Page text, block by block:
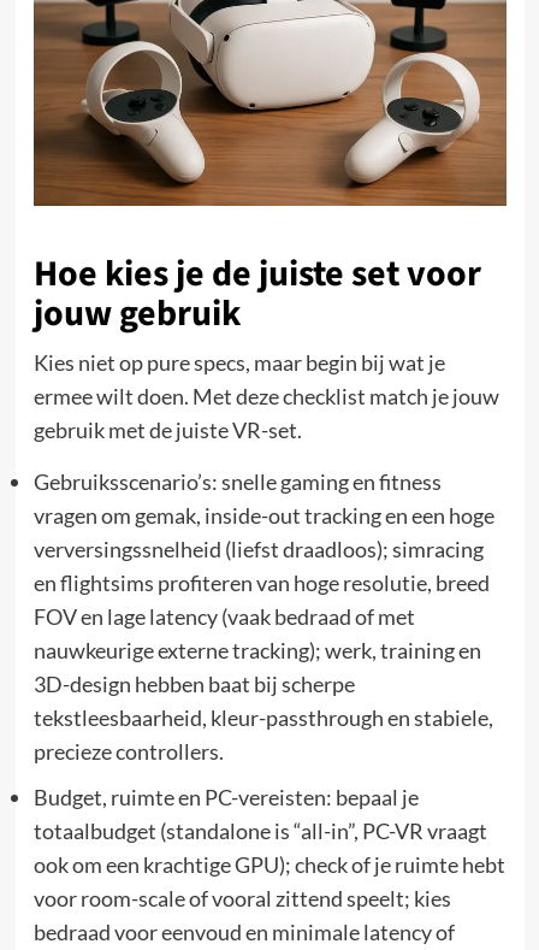
Hoe kies je de juiste set voor
jouw gebruik
Kies niet op pure specs, maar begin bij wat je
ermee wilt doen. Met deze checklist match je jouw
gebruik met de juiste VR-set.
Gebruiksscenario’s: snelle gaming en fitness
vragen om gemak, inside-out tracking en een hoge
verversingssnelheid (liefst draadloos); simracing
en flightsims profiteren van hoge resolutie, breed
FOV en lage latency (vaak bedraad of met
nauwkeurige externe tracking); werk, training en
3D-design hebben baat bij scherpe
tekstleesbaarheid, kleur-passthrough en stabiele,
precieze controllers.
Budget, ruimte en PC-vereisten: bepaal je
totaalbudget (standalone is “all-in”, PC-VR vraagt
ook om een krachtige GPU); check of je ruimte hebt
voor room-scale of vooral zittend speelt; kies
bedraad voor eenvoud en minimale latency of